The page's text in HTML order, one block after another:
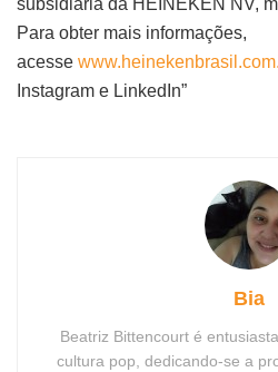
subsidiária da HEINEKEN NV,
Para obter mais informações,
acesse
Instagram e LinkedIn”
Bia
Beatriz Bittencourt é
cultura pop, dedicando-se a